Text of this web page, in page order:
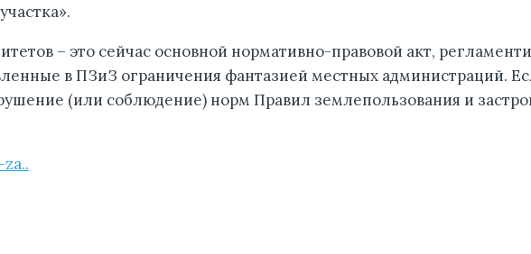
– это сейчас основной нормативно-правовой акт,
в ПЗиЗ ограничения фантазией местных администраций.
(или соблюдение) норм Правил землепользования и